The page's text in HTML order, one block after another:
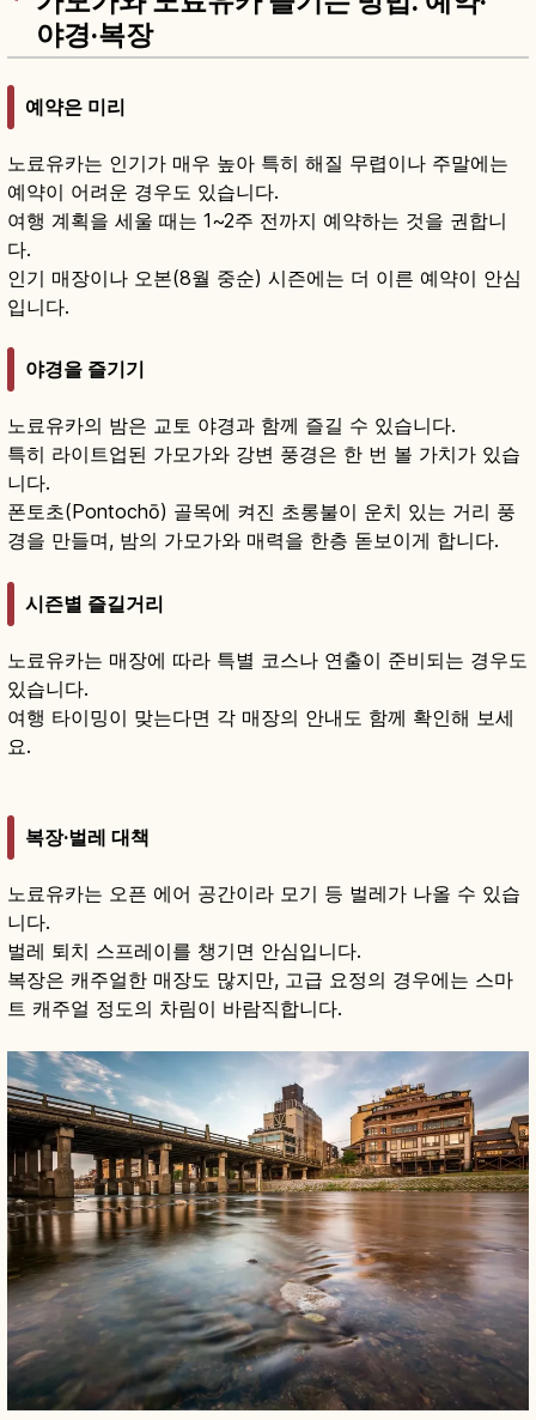
야경·복장
예약은 미리
노료유카는 인기가 매우 높아 특히 해질 무렵이나 주말에는
예약이 어려운 경우도 있습니다.
여행 계획을 세울 때는 1~2주 전까지 예약하는 것을 권합니
다.
인기 매장이나 오본(8월 중순) 시즌에는 더 이른 예약이 안심
입니다.
야경을 즐기기
노료유카의 밤은 교토 야경과 함께 즐길 수 있습니다.
특히 라이트업된 가모가와 강변 풍경은 한 번 볼 가치가 있습
니다.
폰토초(Pontochō) 골목에 켜진 초롱불이 운치 있는 거리 풍
경을 만들며, 밤의 가모가와 매력을 한층 돋보이게 합니다.
시즌별 즐길거리
노료유카는 매장에 따라 특별 코스나 연출이 준비되는 경우도
있습니다.
여행 타이밍이 맞는다면 각 매장의 안내도 함께 확인해 보세
요.
복장·벌레 대책
노료유카는 오픈 에어 공간이라 모기 등 벌레가 나올 수 있습
니다.
벌레 퇴치 스프레이를 챙기면 안심입니다.
복장은 캐주얼한 매장도 많지만, 고급 요정의 경우에는 스마
트 캐주얼 정도의 차림이 바람직합니다.